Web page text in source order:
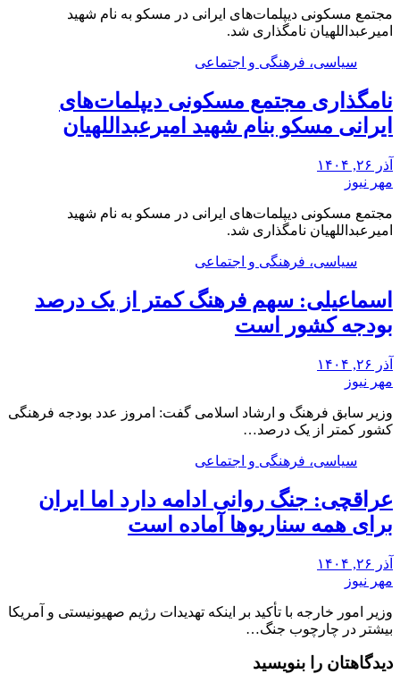
مجتمع مسکونی دیپلمات‌های ایرانی در مسکو به نام شهید
امیرعبداللهیان نامگذاری شد.
سیاسی، فرهنگی و اجتماعی
نامگذاری مجتمع مسکونی دیپلمات‌های
ایرانی مسکو بنام شهید امیرعبداللهیان
آذر ۲۶, ۱۴۰۴
مهر نیوز
مجتمع مسکونی دیپلمات‌های ایرانی در مسکو به نام شهید
امیرعبداللهیان نامگذاری شد.
سیاسی، فرهنگی و اجتماعی
اسماعیلی: سهم فرهنگ کمتر از یک درصد
بودجه کشور است
آذر ۲۶, ۱۴۰۴
مهر نیوز
وزیر سابق فرهنگ و ارشاد اسلامی گفت: امروز عدد بودجه فرهنگی
کشور کمتر از یک درصد…
سیاسی، فرهنگی و اجتماعی
عراقچی: جنگ روانی ادامه دارد اما ایران
برای همه سناریوها آماده است
آذر ۲۶, ۱۴۰۴
مهر نیوز
وزیر امور خارجه با تأکید بر اینکه تهدیدات رژیم صهیونیستی و آمریکا
بیشتر در چارچوب جنگ…
دیدگاهتان را بنویسید